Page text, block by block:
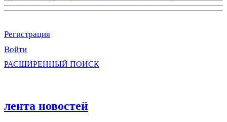
Регистрация
Войти
РАСШИРЕННЫЙ ПОИСК
лента новостей